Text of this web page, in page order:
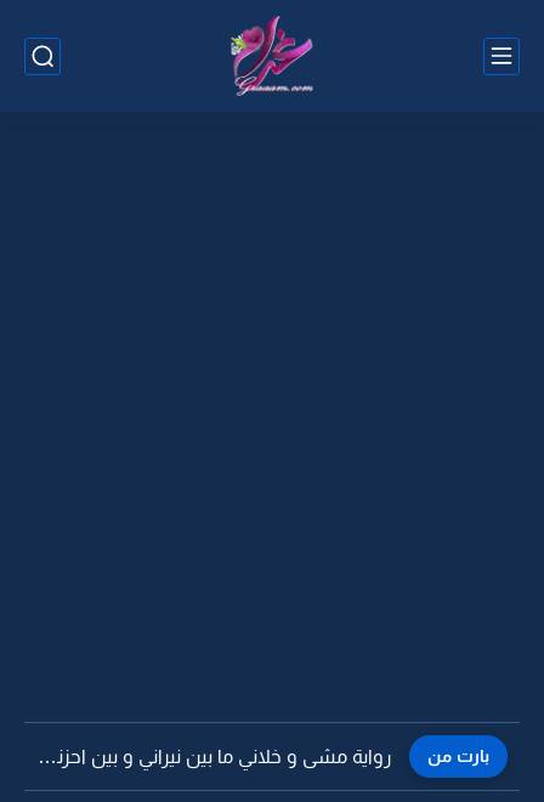
بارت من رواية مشى و خلاني ما بين نيراني و بين احزني...